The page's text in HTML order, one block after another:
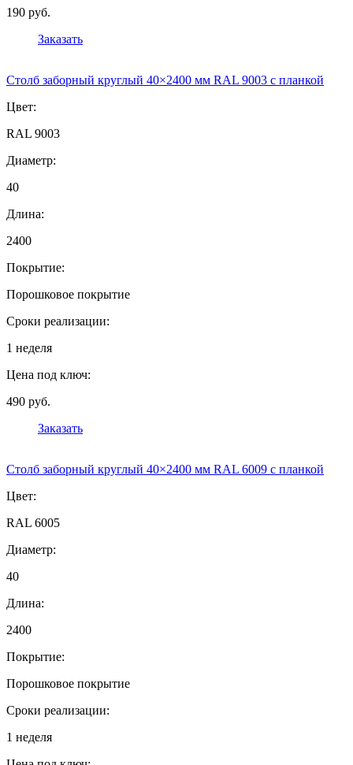
190 руб.
Заказать
Столб заборный круглый 40×2400 мм RAL 9003 с планкой
Цвет:
RAL 9003
Диаметр:
40
Длина:
2400
Покрытие:
Порошковое покрытие
Сроки реализации:
1 неделя
Цена под ключ:
490 руб.
Заказать
Столб заборный круглый 40×2400 мм RAL 6009 с планкой
Цвет:
RAL 6005
Диаметр:
40
Длина:
2400
Покрытие:
Порошковое покрытие
Сроки реализации:
1 неделя